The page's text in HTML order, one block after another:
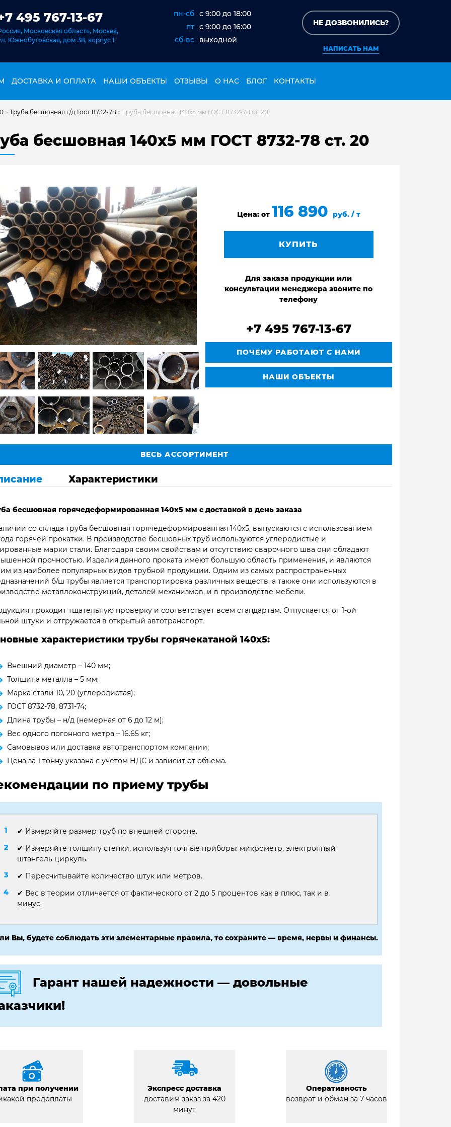
495 767-13-67
Московская область, Москва,
Южнобутовская, дом 38, корпус 1
пн-сб c 9:00 до 18:00
пт c 9:00 до 16:00
сб-вс
выходной
НЕ ДОЗВОНИЛИСЬ?
НАПИСАТЬ НАМ
ДОСТАВКА И ОПЛАТА НАШИ ОБЪЕКТЫ ОТЗЫВЫ О НАС БЛОГ КОНТАКТЫ
» Труба бесшовная г/д Гост 8732-78 » Труба бесшовная 140х5 мм ГОСТ 8732-78 ст. 20
бесшовная 140х5 мм ГОСТ 8732-78 ст. 20
Цена: от 116 890 руб. / т
КУПИТЬ
Для заказа продукции или
консультации менеджера звоните по
телефону
+7 495 767-13-67
ПОЧЕМУ РАБОТАЮТ С НАМИ
НАШИ ОБЪЕКТЫ
ВЕСЬ АССОРТИМЕНТ
Характеристики
бесшовная горячедеформированная 140х5 мм с доставкой в день заказа
со склада труба бесшовная горячедеформированная 140х5, выпускаются с использованием
горячей прокатки. В производстве бесшовных труб используются углеродистые и
марки стали. Благодаря своим свойствам и отсутствию сварочного шва они обладают
прочностью. Изделия данного проката имеют большую область применения, и являются
из наиболее популярных видов трубной продукции. Одним из самых распространенных
б/ш трубы является транспортировка различных веществ, а также они используются в
металлоконструкций, деталей механизмов, и в производстве мебели.
проходит тщательную проверку и соответствует всем стандартам. Отпускается от 1-ой
штуки и отгружается в открытый автотранспорт.
характеристики трубы горячекатаной 140х5:
Внешний диаметр – 140 мм;
Толщина металла – 5 мм;
Марка стали 10, 20 (углеродистая);
ГОСТ 8732-78, 8731-74;
Длина трубы – н/д (немерная от 6 до 12 м);
Вес одного погонного метра – 16.65 кг;
Самовывоз или доставка автотранспортом компании;
Цена за 1 тонну указана с учетом НДС и зависит от объема.
по приему трубы
✔ Измеряйте размер труб по внешней стороне.
✔ Измеряйте толщину стенки, используя точные приборы: микрометр, электронный
штангель циркуль.
✔ Пересчитывайте количество штук или метров.
✔ Вес в теории отличается от фактического от 2 до 5 процентов как в плюс, так и в
минус.
Вы, будете соблюдать эти элементарные правила, то сохраните — время, нервы и финансы.
Гарант нашей надежности — довольные
при получении
предоплаты
Экспресс доставка
доставим заказ за 420
минут
Оперативность
возврат и обмен за 7 часов